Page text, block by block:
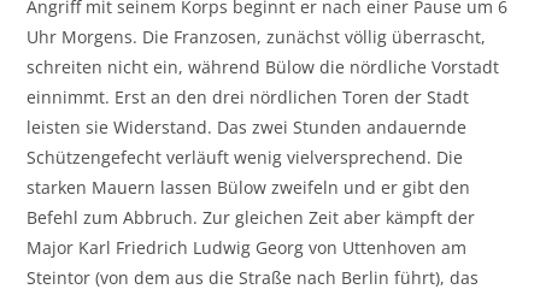
Angriff mit seinem Korps beginnt er nach einer Pause um 6
Uhr Morgens. Die Franzosen, zunächst völlig überrascht,
schreiten nicht ein, während Bülow die nördliche Vorstadt
einnimmt. Erst an den drei nördlichen Toren der Stadt
leisten sie Widerstand. Das zwei Stunden andauernde
Schützengefecht verläuft wenig vielversprechend. Die
starken Mauern lassen Bülow zweifeln und er gibt den
Befehl zum Abbruch. Zur gleichen Zeit aber kämpft der
Major Karl Friedrich Ludwig Georg von Uttenhoven am
Steintor (von dem aus die Straße nach Berlin führt), das